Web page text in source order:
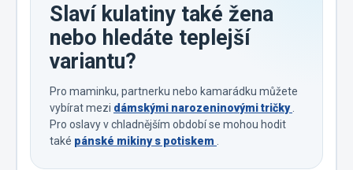
Slaví kulatiny také žena
nebo hledáte teplejší
variantu?
Pro maminku, partnerku nebo kamarádku můžete
vybírat mezi dámskými narozeninovými tričky
Pro oslavy v chladnějším období se mohou hodit
také pánské mikiny s potiskem